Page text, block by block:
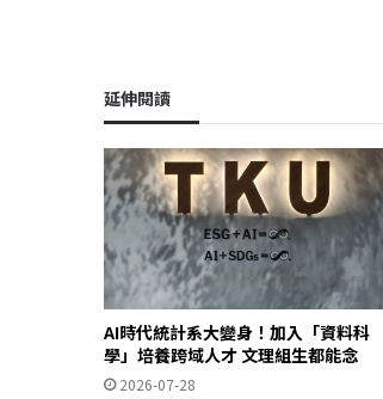
延伸閱讀
AI時代統計系大變身！加入「資料科
學」培養跨域人才 文理組生都能念
2026-07-28